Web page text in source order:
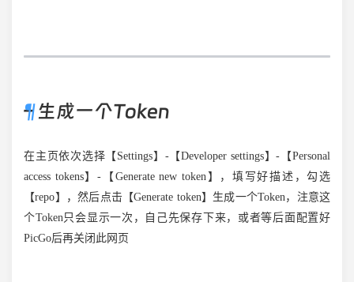
– 生成一个Token
在主页依次选择【Settings】-【Developer settings】-【Personal
access tokens】-【Generate new token】，填写好描述，勾选
【repo】，然后点击【Generate token】生成一个Token，注意这
个Token只会显示一次，自己先保存下来，或者等后面配置好
PicGo后再关闭此网页